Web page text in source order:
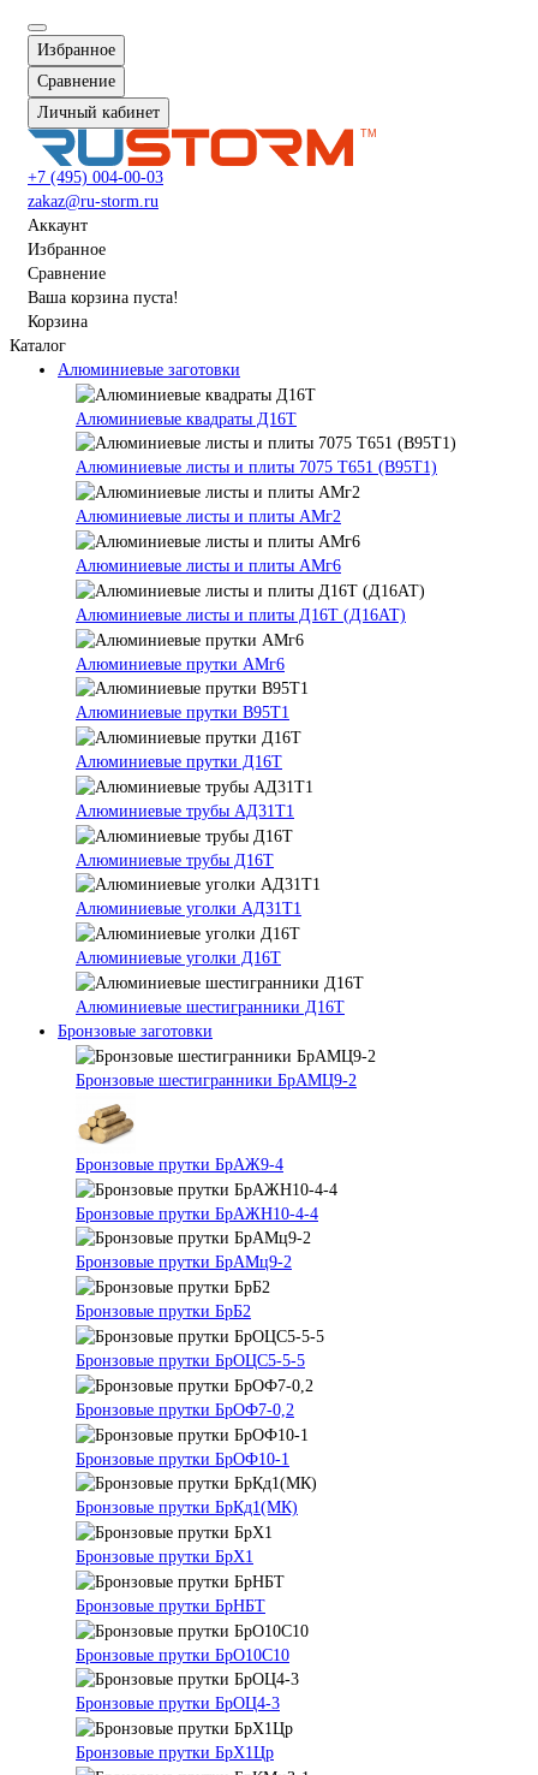
Избранное
Сравнение
Личный кабинет
+7 (495) 004-00-03
zakaz@ru-storm.ru
Аккаунт
Избранное
Сравнение
Ваша корзина пуста!
Корзина
Каталог
Алюминиевые заготовки
Алюминиевые квадраты Д16Т
Алюминиевые листы и плиты 7075 Т651 (В95Т1)
Алюминиевые листы и плиты АМг2
Алюминиевые листы и плиты АМг6
Алюминиевые листы и плиты Д16Т (Д16АТ)
Алюминиевые прутки АМг6
Алюминиевые прутки В95Т1
Алюминиевые прутки Д16Т
Алюминиевые трубы АД31Т1
Алюминиевые трубы Д16Т
Алюминиевые уголки АД31Т1
Алюминиевые уголки Д16Т
Алюминиевые шестигранники Д16Т
Бронзовые заготовки
Бронзовые шестигранники БрАМЦ9-2
Бронзовые прутки БрАЖ9-4
Бронзовые прутки БрАЖН10-4-4
Бронзовые прутки БрАМц9-2
Бронзовые прутки БрБ2
Бронзовые прутки БрОЦС5-5-5
Бронзовые прутки БрОФ7-0,2
Бронзовые прутки БрОФ10-1
Бронзовые прутки БрКд1(МК)
Бронзовые прутки БрХ1
Бронзовые прутки БрНБТ
Бронзовые прутки БрО10С10
Бронзовые прутки БрОЦ4-3
Бронзовые прутки БрХ1Цр